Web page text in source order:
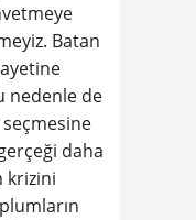
Batan
nedenle de
seçmesine
daha
krizini